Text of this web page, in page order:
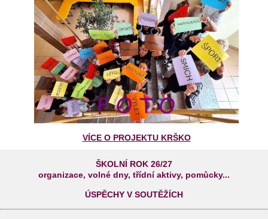
VÍCE O PROJEKTU KRŠKO
ŠKOLNÍ ROK 26/27
organizace, volné dny, třídní aktivy, pomůcky...
ÚSPĚCHY V SOUTĚŽÍCH